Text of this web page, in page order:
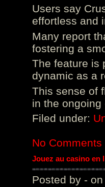
Users say
effortless and
Many report
fostering a
The feature is
dynamic as a
This sense of
in the ongoing
Filed under:
No Comments
Jouez au casino en
Posted by - on